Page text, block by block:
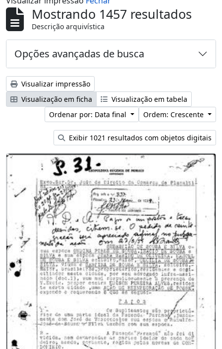
Mostrando 1457 resultados
Descrição arquivística
Opções avançadas de busca
Visualizar impressão
Visualização em ficha
Visualização em tabela
Ordenar por: Data final
Ordem: Crescente
Exibir 1021 resultados com objetos digitais